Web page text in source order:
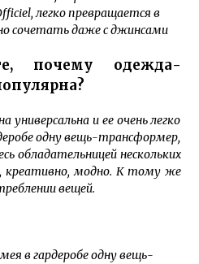
легко превращается в
сочетать даже с джинсами
почему одежда-
и ее очень легко
одну вещь-трансформер,
обладательницей нескольких
креативно, модно. К тому же
вещей.
в гардеробе одну вещь-